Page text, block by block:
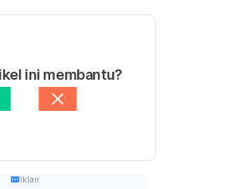
ini membantu?
Iklan